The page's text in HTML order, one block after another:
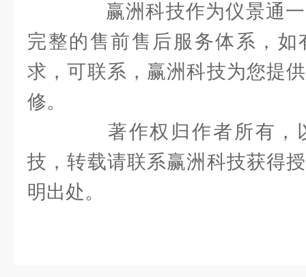
赢洲科技作为仪景通一
完整的售前售后服务体系，
求，可联系，赢洲科技为您提
修。
著作权归作者所有，
技，转载请联系赢洲科技获得
明出处。